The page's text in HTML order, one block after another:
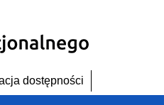
dostępności